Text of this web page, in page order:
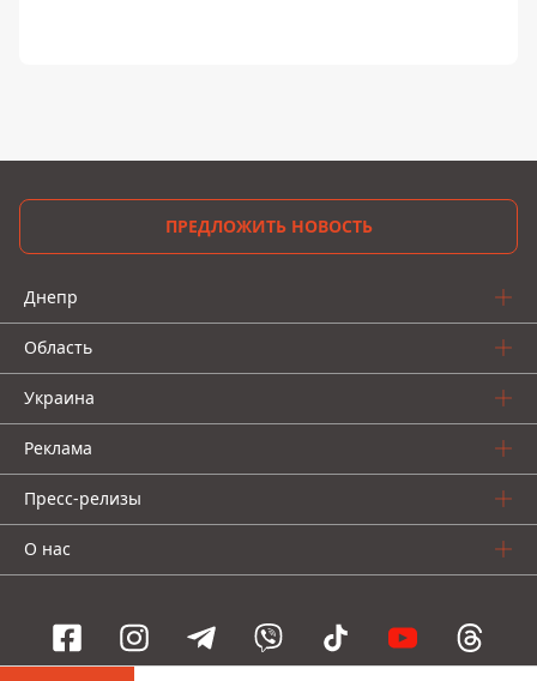
ПРЕДЛОЖИТЬ НОВОСТЬ
Днепр
Область
Украина
Реклама
Пресс-релизы
О нас